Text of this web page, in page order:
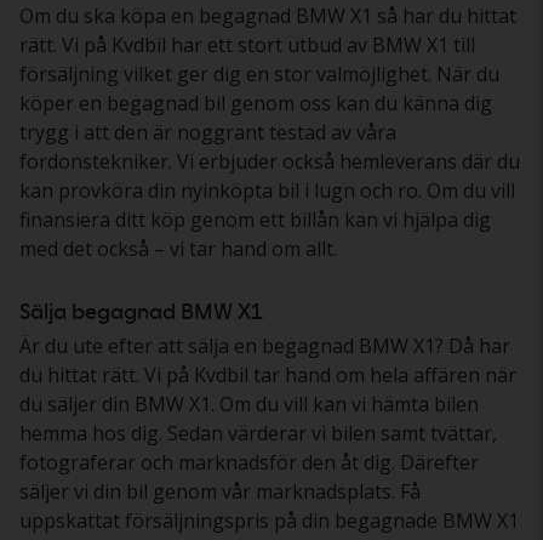
Om du ska köpa en begagnad BMW X1 så har du hittat
rätt. Vi på Kvdbil har ett stort utbud av BMW X1 till
försäljning vilket ger dig en stor valmöjlighet. När du
köper en begagnad bil genom oss kan du känna dig
trygg i att den är noggrant testad av våra
fordonstekniker. Vi erbjuder också hemleverans där du
kan provköra din nyinköpta bil i lugn och ro. Om du vill
finansiera ditt köp genom ett billån kan vi hjälpa dig
med det också – vi tar hand om allt.
Sälja begagnad BMW X1
Är du ute efter att sälja en begagnad BMW X1? Då har
du hittat rätt. Vi på Kvdbil tar hand om hela affären när
du säljer din BMW X1. Om du vill kan vi hämta bilen
hemma hos dig. Sedan värderar vi bilen samt tvättar,
fotograferar och marknadsför den åt dig. Därefter
säljer vi din bil genom vår marknadsplats. Få
uppskattat försäljningspris på din begagnade BMW X1